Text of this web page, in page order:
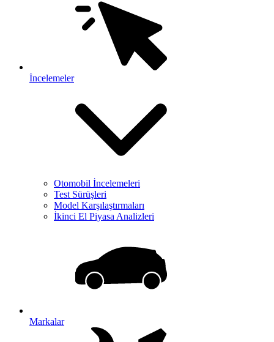
İncelemeler
Otomobil İncelemeleri
Test Sürüşleri
Model Karşılaştırmaları
İkinci El Piyasa Analizleri
Markalar